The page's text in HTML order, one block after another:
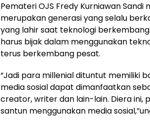
Pemateri OJS Fredy Kurniawan
merupakan generasi yang selalu
yang lahir saat teknologi
harus bijak dalam menggunakan
terus berkembang pesat.
“Jadi para millenial dituntut memiliki
media sosial dapat dimanfaatkan
creator, writer dan lain-lain. Diera ini,
santun menggunakan media